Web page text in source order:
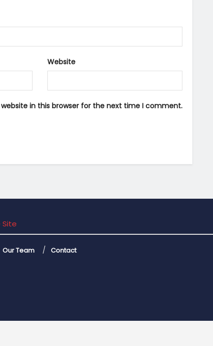
Website
in this browser for the next time I comment.
Site
Our Team Contact